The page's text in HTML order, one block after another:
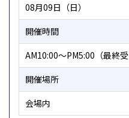
08月09日（日）
開催時間
AM10:00～PM5:00（最終受
開催場所
会場内